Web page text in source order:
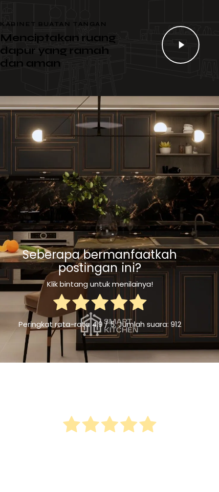
KABINET BUATAN TANGAN
Menciptakan ruang
dapur yang ramah
dan aman
Seberapa bermanfaatkah
postingan ini?
Klik bintang untuk menilainya!
Peringkat rata-rata 4.9/ 5. Jumlah suara: 912